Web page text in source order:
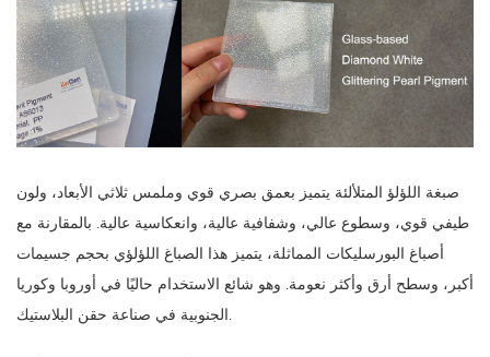
صبغة اللؤلؤ المتلألئة يتميز بعمق بصري قوي وملمس ثلاثي الأبعاد، ولون
طيفي قوي، وسطوع عالي، وشفافية عالية، وانعكاسية عالية. بالمقارنة مع
أصباغ البورسليكات المماثلة، يتميز هذا الصباغ اللؤلؤي بحجم جسيمات
أكبر، وسطح أرق وأكثر نعومة. وهو شائع الاستخدام حاليًا في أوروبا وكوريا
الجنوبية في صناعة حقن البلاستيك.